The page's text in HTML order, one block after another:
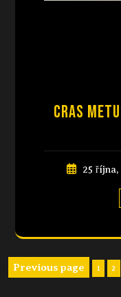
Cras
25 října,
Previous page 1 2